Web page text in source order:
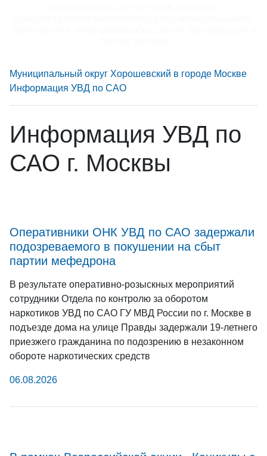
Муниципальный округ Хорошевский в городе Москве
Информация УВД по САО
Информация УВД по
САО г. Москвы
Оперативники ОНК УВД по САО задержали
подозреваемого в покушении на сбыт
партии мефедрона
В результате оперативно-розыскных мероприятий
сотрудники Отдела по контролю за оборотом
наркотиков УВД по САО ГУ МВД России по г. Москве в
подъезде дома на улице Правды задержали 19-летнего
приезжего гражданина по подозрению в незаконном
обороте наркотических средств
06.08.2026